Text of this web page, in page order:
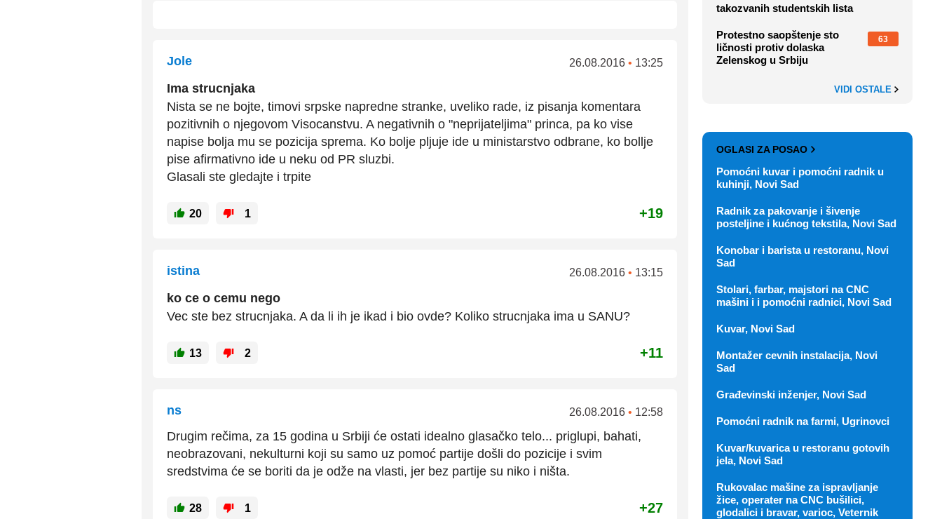
Jole 26.08.2016 • 13:25
Ima strucnjaka
Nista se ne bojte, timovi srpske napredne stranke, uveliko rade, iz pisanja komentara
pozitivnih o njegovom Visocanstvu. A negativnih o "neprijateljima" princa, pa ko vise
napise bolja mu se pozicija sprema. Ko bolje pljuje ide u ministarstvo odbrane, ko bollje
pise afirmativno ide u neku od PR sluzbi.
Glasali ste gledajte i trpite
20 1 +19
istina 26.08.2016 • 13:15
ko ce o cemu nego
Vec ste bez strucnjaka. A da li ih je ikad i bio ovde? Koliko strucnjaka ima u SANU?
13 2 +11
ns 26.08.2016 • 12:58
Drugim rečima, za 15 godina u Srbiji će ostati idealno glasačko telo... priglupi, bahati,
neobrazovani, nekulturni koji su samo uz pomoć partije došli do pozicije i svim
sredstvima će se boriti da je odže na vlasti, jer bez partije su niko i ništa.
28 1 +27
takozvanih studentskih lista
Protestno saopštenje sto
ličnosti protiv dolaska
Zelenskog u Srbiju
63
VIDI OSTALE
OGLASI ZA POSAO
Pomoćni kuvar i pomoćni radnik u
kuhinji, Novi Sad
Radnik za pakovanje i šivenje
posteljine i kućnog tekstila, Novi Sad
Konobar i barista u restoranu, Novi
Sad
Stolari, farbar, majstori na CNC
mašini i i pomoćni radnici, Novi Sad
Kuvar, Novi Sad
Montažer cevnih instalacija, Novi
Sad
Građevinski inženjer, Novi Sad
Pomoćni radnik na farmi, Ugrinovci
Kuvar/kuvarica u restoranu gotovih
jela, Novi Sad
Rukovalac mašine za ispravljanje
žice, operater na CNC bušilici,
glodalici i bravar, varioc, Veternik